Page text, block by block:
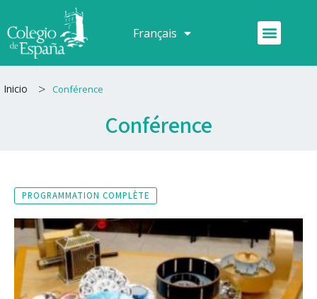
au
contenu
Français
Español Menu
Inicio > Conférence
Conférence
PROGRAMMATION COMPLÈTE